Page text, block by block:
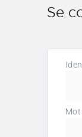
Se
Mot